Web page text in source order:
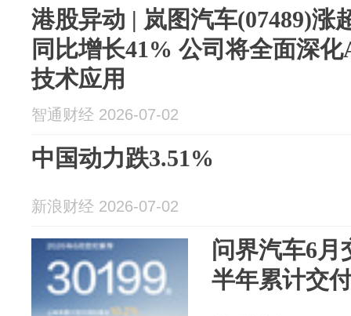
港股异动 | 岚图汽车(07489)涨
同比增长41% 公司将全面深
技术应用
智通财经 2026-07-02
中国动力跌3.51%
新浪财经 2026-07-02
问界汽车6月
半年累计交